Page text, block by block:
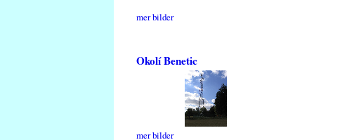
mer bilder
Okolí Benetic
mer bilder